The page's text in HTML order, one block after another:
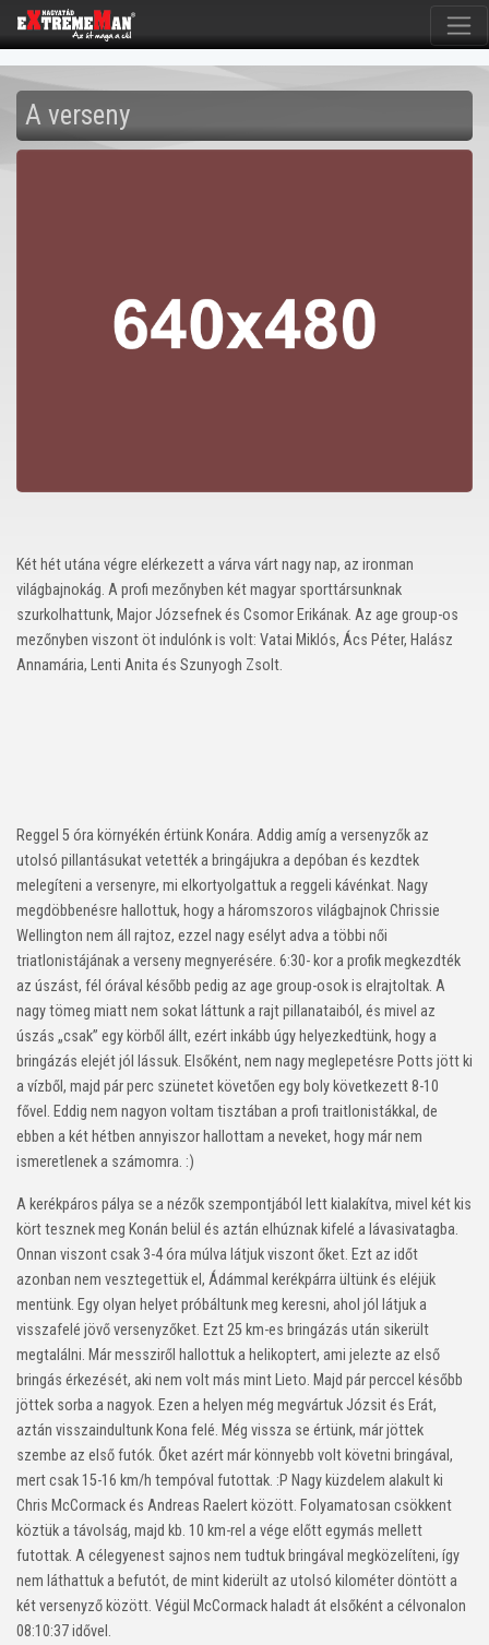
A verseny
Két hét utána végre elérkezett a várva várt nagy nap, az ironman
világbajnokág. A profi mezőnyben két magyar sporttársunknak
szurkolhattunk, Major Józsefnek és Csomor Erikának. Az age group-os
mezőnyben viszont öt indulónk is volt: Vatai Miklós, Ács Péter, Halász
Annamária, Lenti Anita és Szunyogh Zsolt.
Reggel 5 óra környékén értünk Konára. Addig amíg a versenyzők az
utolsó pillantásukat vetették a bringájukra a depóban és kezdtek
melegíteni a versenyre, mi elkortyolgattuk a reggeli kávénkat. Nagy
megdöbbenésre hallottuk, hogy a háromszoros világbajnok Chrissie
Wellington nem áll rajtoz, ezzel nagy esélyt adva a többi női
triatlonistájának a verseny megnyerésére. 6:30- kor a profik megkezdték
az úszást, fél órával később pedig az age group-osok is elrajtoltak. A
nagy tömeg miatt nem sokat láttunk a rajt pillanataiból, és mivel az
úszás „csak” egy körből állt, ezért inkább úgy helyezkedtünk, hogy a
bringázás elejét jól lássuk. Elsőként, nem nagy meglepetésre Potts jött ki
a vízből, majd pár perc szünetet követően egy boly következett 8-10
fővel. Eddig nem nagyon voltam tisztában a profi traitlonistákkal, de
ebben a két hétben annyiszor hallottam a neveket, hogy már nem
ismeretlenek a számomra. :)
A kerékpáros pálya se a nézők szempontjából lett kialakítva, mivel két kis
kört tesznek meg Konán belül és aztán elhúznak kifelé a lávasivatagba.
Onnan viszont csak 3-4 óra múlva látjuk viszont őket. Ezt az időt
azonban nem vesztegettük el, Ádámmal kerékpárra ültünk és eléjük
mentünk. Egy olyan helyet próbáltunk meg keresni, ahol jól látjuk a
visszafelé jövő versenyzőket. Ezt 25 km-es bringázás után sikerült
megtalálni. Már messziről hallottuk a helikoptert, ami jelezte az első
bringás érkezését, aki nem volt más mint Lieto. Majd pár perccel később
jöttek sorba a nagyok. Ezen a helyen még megvártuk Józsit és Erát,
aztán visszaindultunk Kona felé. Még vissza se értünk, már jöttek
szembe az első futók. Őket azért már könnyebb volt követni bringával,
mert csak 15-16 km/h tempóval futottak. :P Nagy küzdelem alakult ki
Chris McCormack és Andreas Raelert között. Folyamatosan csökkent
köztük a távolság, majd kb. 10 km-rel a vége előtt egymás mellett
futottak. A célegyenest sajnos nem tudtuk bringával megközelíteni, így
nem láthattuk a befutót, de mint kiderült az utolsó kilométer döntött a
két versenyző között. Végül McCormack haladt át elsőként a célvonalon
08:10:37 idővel.